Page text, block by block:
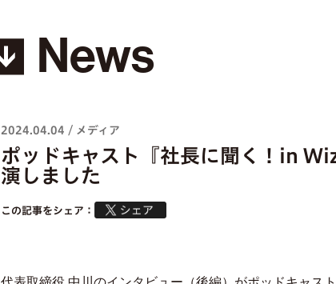
News
2024.04.04 / メディア
ポッドキャスト『社長に聞く！in
演しました
この記事をシェア：